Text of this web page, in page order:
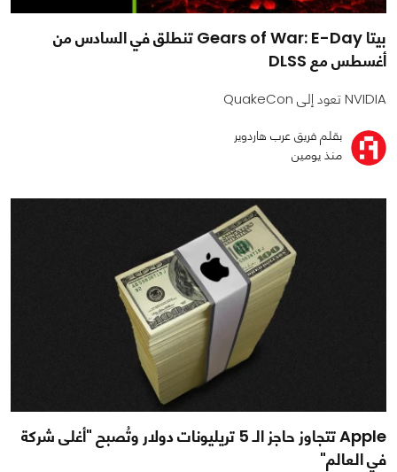
بيتا Gears of War: E-Day تنطلق في السادس من
أغسطس مع DLSS
NVIDIA تعود إلى QuakeCon
بقلم فريق عرب هاردوير
منذ يومين
Apple تتجاوز حاجز الـ 5 تريليونات دولار وتُصبح "أغلى شركة
في العالم"